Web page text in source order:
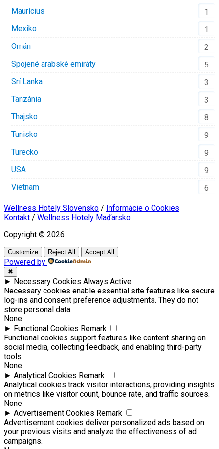
Maurícius
1
Mexiko
1
Omán
2
Spojené arabské emiráty
5
Srí Lanka
3
Tanzánia
3
Thajsko
8
Tunisko
9
Turecko
9
USA
9
Vietnam
6
Wellness Hotely Slovensko / Informácie o Cookies
Kontakt / Wellness Hotely Maďarsko
Copyright © 2026
Customize Reject All Accept All
Powered by
✖
► Necessary Cookies Always Active
Necessary cookies enable essential site features like secure
log-ins and consent preference adjustments. They do not
store personal data.
None
► Functional Cookies Remark
Functional cookies support features like content sharing on
social media, collecting feedback, and enabling third-party
tools.
None
► Analytical Cookies Remark
Analytical cookies track visitor interactions, providing insights
on metrics like visitor count, bounce rate, and traffic sources.
None
► Advertisement Cookies Remark
Advertisement cookies deliver personalized ads based on
your previous visits and analyze the effectiveness of ad
campaigns.